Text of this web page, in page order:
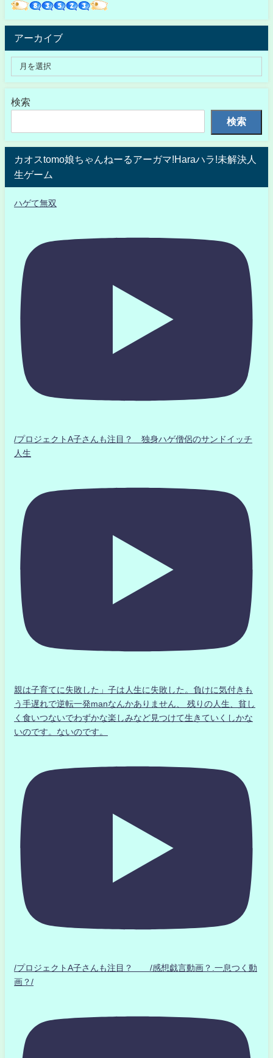
アーカイブ
検索
検索
カオスtomo娘ちゃんねーるアーガマ!Haraハラ!未解決人
生ゲーム
ハゲて無双
/プロジェクトA子さんも注目？ 独身ハゲ僧侶のサンドイッチ
人生
親は子育てに失敗した」子は人生に失敗した。負けに気付きも
う手遅れで逆転一発manなんかありません、 残りの人生、貧し
く食いつないでわずかな楽しみなど見つけて生きていくしかな
いのです。ないのです。
/プロジェクトA子さんも注目？ /感想戯言動画？.一息つく動
画？/